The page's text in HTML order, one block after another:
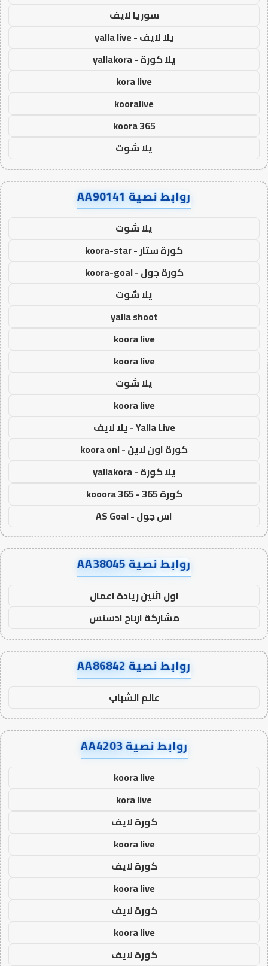
سوريا لايف
يلا لايف - yalla live
يلا كورة - yallakora
kora live
kooralive
koora 365
يلا شوت
روابط نصية AA90141
يلا شوت
كورة ستار - koora-star
كورة جول - koora-goal
يلا شوت
yalla shoot
koora live
koora live
يلا شوت
koora live
Yalla Live - يلا لايف
كورة اون لاين - koora onl
يلا كورة - yallakora
كورة 365 - kooora 365
اس جول - AS Goal
روابط نصية AA38045
اول اثنين ريادة اعمال
مشاركة ارباح ادسنس
روابط نصية AA86842
عالم الشباب
روابط نصية AA4203
koora live
kora live
كورة لايف
koora live
كورة لايف
koora live
كورة لايف
koora live
كورة لايف